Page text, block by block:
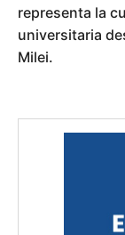
representa la
universitaria
Milei.